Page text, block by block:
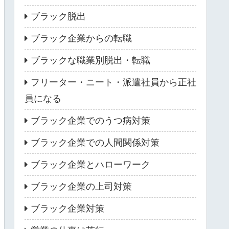
ブラック脱出
ブラック企業からの転職
ブラックな職業別脱出・転職
フリーター・ニート・派遣社員から正社
員になる
ブラック企業でのうつ病対策
ブラック企業での人間関係対策
ブラック企業とハローワーク
ブラック企業の上司対策
ブラック企業対策